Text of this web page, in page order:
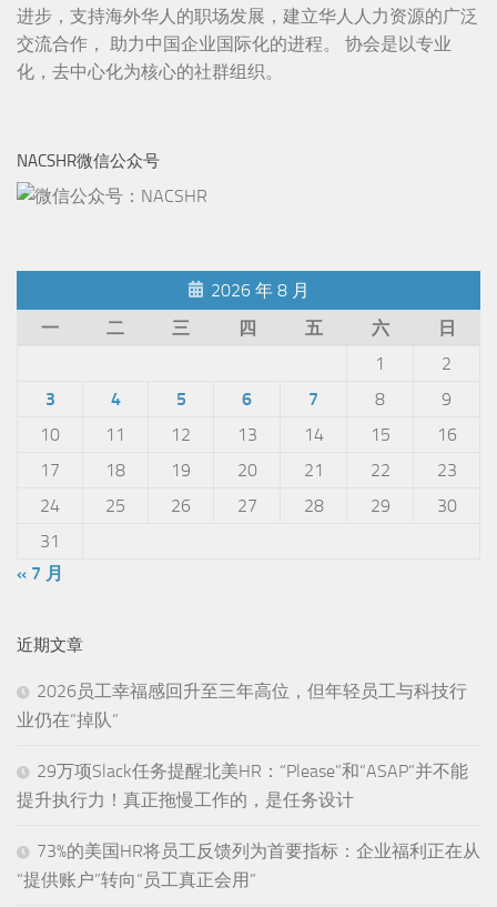
进步，支持海外华人的职场发展，建立华人人力资源的广泛
交流合作， 助力中国企业国际化的进程。 协会是以专业
化，去中心化为核心的社群组织。
NACSHR微信公众号
2026 年 8 月
一
二 三 四 五 六
日
1
2
3
4 5 6 7 8
9
10
11 12 13 14 15
16
17
18 19 20 21 22
23
24
25 26 27 28 29
30
31
« 7 月
近期文章
2026员工幸福感回升至三年高位，但年轻员工与科技行
业仍在“掉队”
29万项Slack任务提醒北美HR：“Please”和“ASAP”并不能
提升执行力！真正拖慢工作的，是任务设计
73%的美国HR将员工反馈列为首要指标：企业福利正在从
“提供账户”转向“员工真正会用”